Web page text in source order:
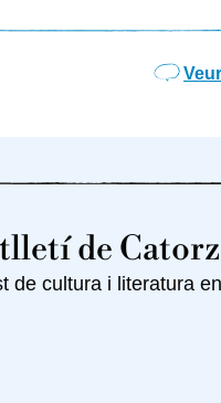
de
de cultura i literatura